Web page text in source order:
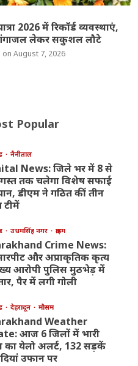
2026 में रिकॉर्ड व्यवस्थाएं,
लेकर सकुशल लौटे
August 7, 2026
Popular
नैनीताल
News: जिले भर में 8 से
तक चलेगा विशेष सफाई
डीएम ने गठित कीं तीन
टीमें
उधमसिंह नगर क्राइम
Crime News:
और अप्राकृतिक कृत्य
आरोपी पुलिस मुठभेड़ में
पैर में लगी गोली
देहरादून मौसम
Weather
आज 6 जिलों में भारी
का येलो अलर्ट, 132 सड़कें
उफान पर